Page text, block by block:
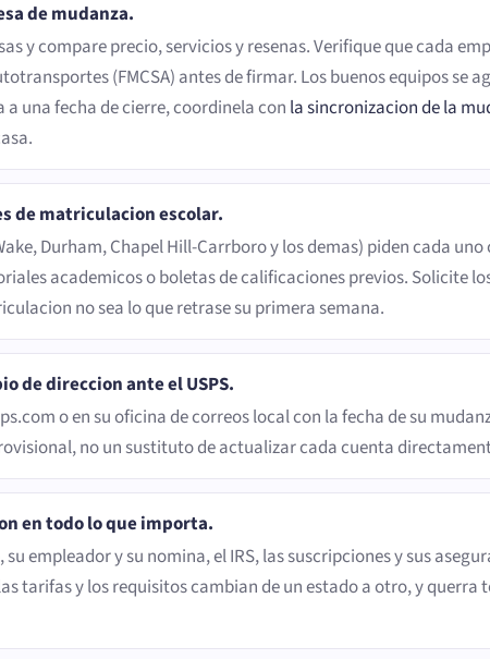
de mudanza.
y compare precio, servicios y resenas. Verifique que cada
(FMCSA) antes de firmar. Los buenos equipos se
una fecha de cierre, coordinela con la sincronizacion de la
de matriculacion escolar.
Durham, Chapel Hill-Carrboro y los demas) piden cada
academicos o boletas de calificaciones previos. Solicite
no sea lo que retrase su primera semana.
de direccion ante el USPS.
o en su oficina de correos local con la fecha de su
no un sustituto de actualizar cada cuenta
en todo lo que importa.
empleador y su nomina, el IRS, las suscripciones y sus
tarifas y los requisitos cambian de un estado a otro, y querra